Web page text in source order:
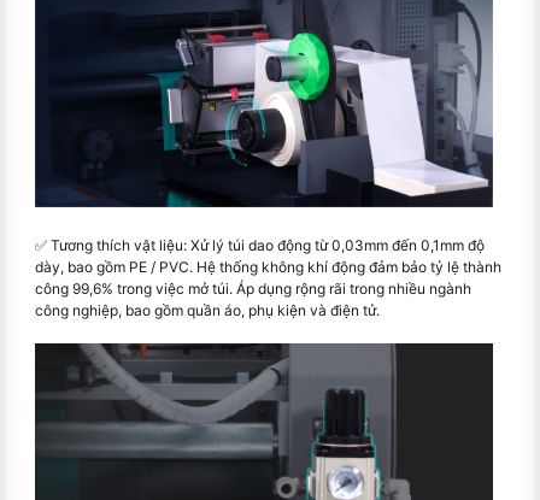
✅ Tương thích vật liệu: Xử lý túi dao động từ 0,03mm đến 0,1mm độ
dày, bao gồm PE / PVC. Hệ thống không khí động đảm bảo tỷ lệ thành
công 99,6% trong việc mở túi. Áp dụng rộng rãi trong nhiều ngành
công nghiệp, bao gồm quần áo, phụ kiện và điện tử.